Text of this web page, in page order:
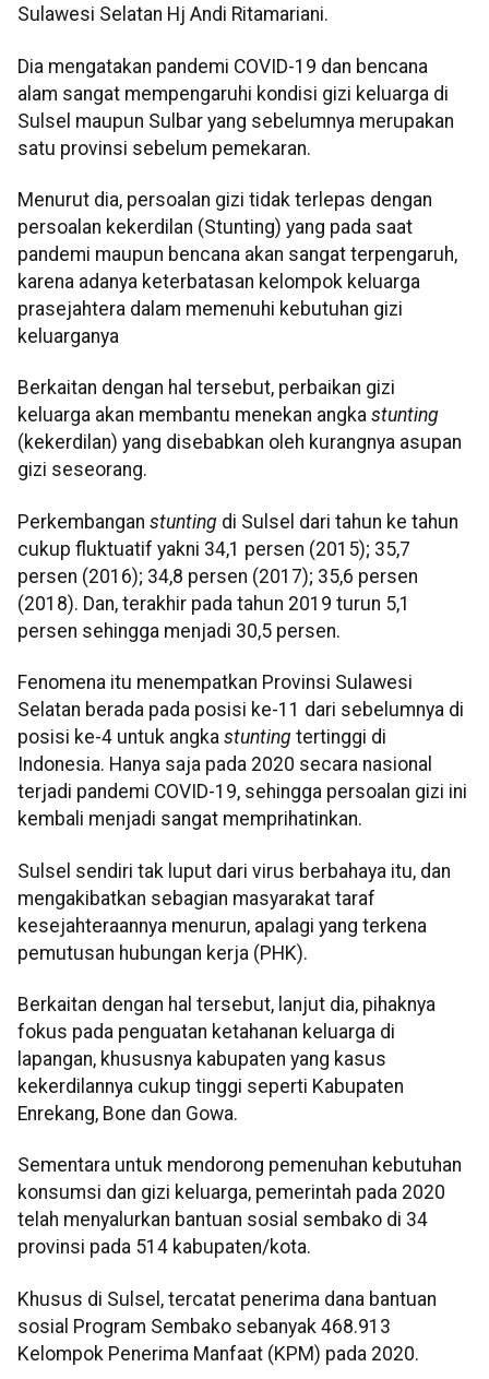
Sulawesi Selatan Hj Andi Ritamariani.
Dia mengatakan pandemi COVID-19 dan bencana
alam sangat mempengaruhi kondisi gizi keluarga di
Sulsel maupun Sulbar yang sebelumnya merupakan
satu provinsi sebelum pemekaran.
Menurut dia, persoalan gizi tidak terlepas dengan
persoalan kekerdilan (Stunting) yang pada saat
pandemi maupun bencana akan sangat terpengaruh,
karena adanya keterbatasan kelompok keluarga
prasejahtera dalam memenuhi kebutuhan gizi
keluarganya
Berkaitan dengan hal tersebut, perbaikan gizi
keluarga akan membantu menekan angka stunting
(kekerdilan) yang disebabkan oleh kurangnya asupan
gizi seseorang.
Perkembangan stunting di Sulsel dari tahun ke tahun
cukup fluktuatif yakni 34,1 persen (2015); 35,7
persen (2016); 34,8 persen (2017); 35,6 persen
(2018). Dan, terakhir pada tahun 2019 turun 5,1
persen sehingga menjadi 30,5 persen.
Fenomena itu menempatkan Provinsi Sulawesi
Selatan berada pada posisi ke-11 dari sebelumnya di
posisi ke-4 untuk angka stunting tertinggi di
Indonesia. Hanya saja pada 2020 secara nasional
terjadi pandemi COVID-19, sehingga persoalan gizi ini
kembali menjadi sangat memprihatinkan.
Sulsel sendiri tak luput dari virus berbahaya itu, dan
mengakibatkan sebagian masyarakat taraf
kesejahteraannya menurun, apalagi yang terkena
pemutusan hubungan kerja (PHK).
Berkaitan dengan hal tersebut, lanjut dia, pihaknya
fokus pada penguatan ketahanan keluarga di
lapangan, khususnya kabupaten yang kasus
kekerdilannya cukup tinggi seperti Kabupaten
Enrekang, Bone dan Gowa.
Sementara untuk mendorong pemenuhan kebutuhan
konsumsi dan gizi keluarga, pemerintah pada 2020
telah menyalurkan bantuan sosial sembako di 34
provinsi pada 514 kabupaten/kota.
Khusus di Sulsel, tercatat penerima dana bantuan
sosial Program Sembako sebanyak 468.913
Kelompok Penerima Manfaat (KPM) pada 2020.